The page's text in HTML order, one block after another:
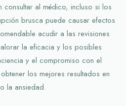
consultar al médico, incluso si los
brusca puede causar efectos
acudir a las revisiones
la eficacia y los posibles
y el compromiso con el
los mejores resultados en
la ansiedad.